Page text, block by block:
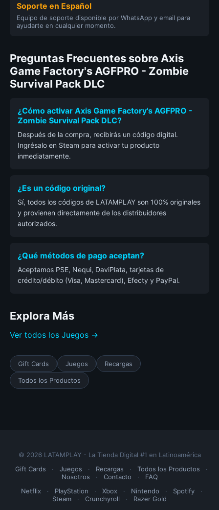
Soporte en Español
Equipo de soporte disponible por WhatsApp y email para
ayudarte en cualquier momento.
Preguntas Frecuentes sobre Axis
Game Factory's AGFPRO - Zombie
Survival Pack DLC
¿Cómo activar Axis Game Factory's AGFPRO -
Zombie Survival Pack DLC?
Después de la compra, recibirás un código digital.
Ingrésalo en Steam para activar tu producto
inmediatamente.
¿Es un código original?
Sí, todos los códigos de LATAMPLAY son 100% originales
y provienen directamente de los distribuidores
autorizados.
¿Qué métodos de pago aceptan?
Aceptamos PSE, Nequi, DaviPlata, tarjetas de
crédito/débito (Visa, Mastercard), Efecty y PayPal.
Explora Más
Ver todos los Juegos →
Gift Cards Juegos Recargas
Todos los Productos
© 2026 LATAMPLAY - La Tienda Digital #1 en Latinoamérica
Gift Cards
· Juegos · Recargas · Todos los Productos
·
Nosotros
· Contacto ·
FAQ
Netflix
· PlayStation · Xbox · Nintendo · Spotify
·
Steam
· Crunchyroll ·
Razer Gold